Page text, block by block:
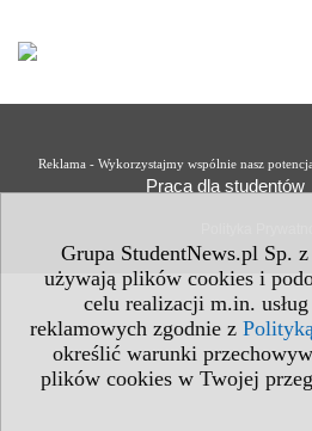
Grupa StudentNews.pl Sp.
używają plików cookies i
celu realizacji m.in.
reklamowych zgodnie z
określić warunki
plików cookies w Twojej
Reklama - Wykorzystajmy wspólnie nasz
Praca dla studentów